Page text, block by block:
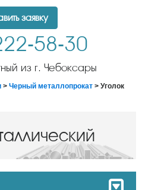
заявку
58-30
из г. Чебоксары
> Черный металлопрокат > Уголок